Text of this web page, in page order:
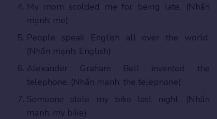
My mom scolded me for being late. (Nhấn
mạnh: me)
People speak English all over the world.
(Nhấn mạnh: English)
Alexander Graham Bell invented the
telephone. (Nhấn mạnh: the telephone)
Someone stole my bike last night. (Nhấn
mạnh: my bike)